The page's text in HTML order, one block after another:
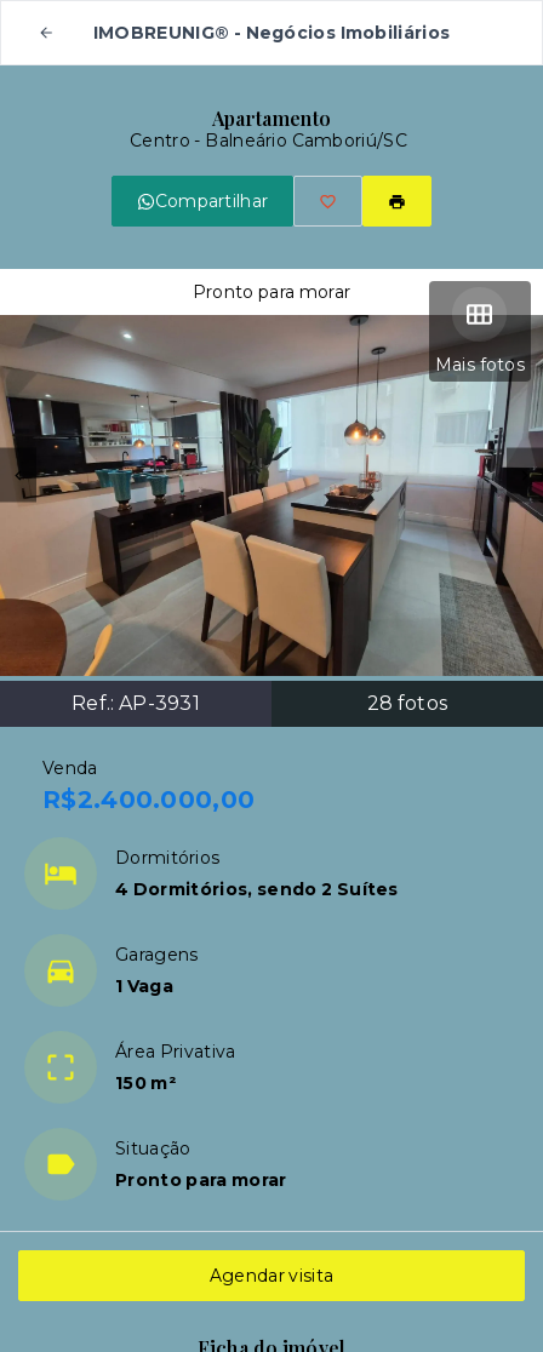
IMOBREUNIG® - Negócios Imobiliários
Apartamento
Centro - Balneário Camboriú/SC
Compartilhar
Mais fotos
Ref.: AP-3931 28 fotos
Pronto para morar
Venda
R$2.400.000,00
Dormitórios
4 Dormitórios, sendo 2 Suítes
Garagens
1 Vaga
Área Privativa
150 m²
Situação
Pronto para morar
Agendar visita